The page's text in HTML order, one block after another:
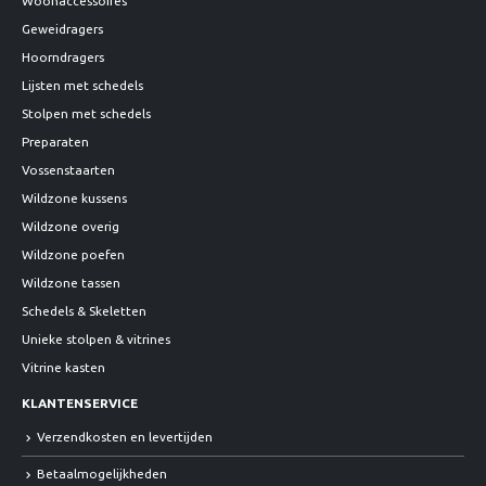
Geweidragers
Hoorndragers
Lijsten met schedels
Stolpen met schedels
Preparaten
Vossenstaarten
Wildzone kussens
Wildzone overig
Wildzone poefen
Wildzone tassen
Schedels & Skeletten
Unieke stolpen & vitrines
Vitrine kasten
KLANTENSERVICE
Verzendkosten en levertijden
Betaalmogelijkheden